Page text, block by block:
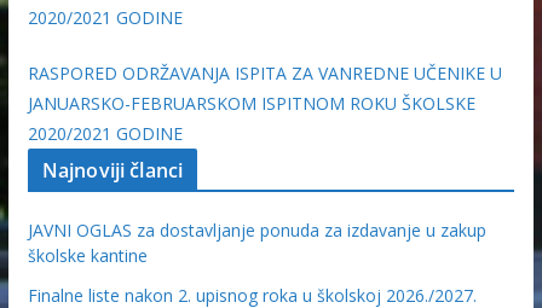
2020/2021 GODINE
RASPORED ODRŽAVANJA ISPITA ZA VANREDNE UČENIKE U
JANUARSKO-FEBRUARSKOM ISPITNOM ROKU ŠKOLSKE
2020/2021 GODINE
Najnoviji članci
JAVNI OGLAS za dostavljanje ponuda za izdavanje u zakup
školske kantine
Finalne liste nakon 2. upisnog roka u školskoj 2026./2027.